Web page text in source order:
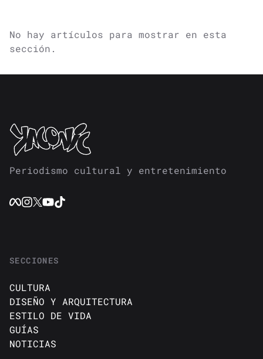
No hay artículos para mostrar en esta
sección.
Periodismo cultural y entretenimiento
SECCIONES
CULTURA
DISEÑO Y ARQUITECTURA
ESTILO DE VIDA
GUÍAS
NOTICIAS